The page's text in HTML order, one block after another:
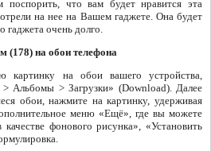
что вам будет нравится эта
на нее на Вашем гаджете. Она будет
гаджета очень долго.
(178) на обои телефона
картинку на обои вашего устройства,
> Альбомы > Загрузки» (Download). Далее
обои, нажмите на картинку, удерживая
меню «Ещё», где вы можете
фонового рисунка», «Установить